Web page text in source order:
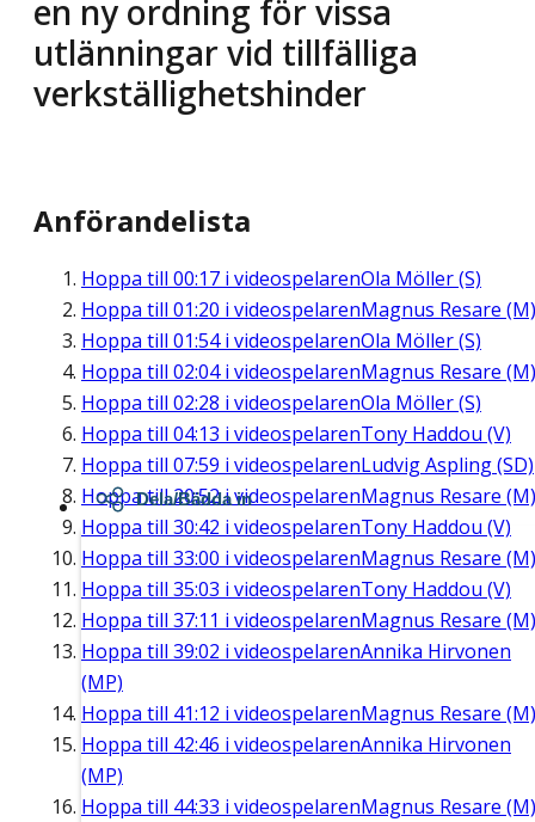
en ny ordning för vissa
utlänningar vid tillfälliga
verkställighetshinder
Anförandelista
Hoppa till 00:17 i videospelarenOla Möller (S)
Hoppa till 01:20 i videospelarenMagnus Resare (M)
Hoppa till 01:54i videospelarenOla Möller (S)
Hoppa till 02:04i videospelarenMagnus Resare (M)
Hoppa till 02:28 i videospelarenOla Möller (S)
Hoppa till 04:13 i videospelarenTony Haddou (V)
Hoppa till 07:59 i videospelarenLudvig Aspling (SD)
Hoppa till20:52i videospelarenMagnus Resare (M)
Hoppa till 30:42 i videospelarenTony Haddou (V)
Hoppa till 33:00 i videospelarenMagnus Resare (M)
Hoppa till 35:03 i videospelarenTony Haddou (V)
Hoppa till 37:11 i videospelarenMagnus Resare (M)
Hoppa till 39:02 i videospelarenAnnika Hirvonen
(MP)
Hoppa till 41:12 i videospelarenMagnus Resare (M)
Hoppa till 42:46 i videospelarenAnnika Hirvonen
(MP)
Hoppa till 44:33 i videospelarenMagnus Resare (M)
Dela/Bädda in